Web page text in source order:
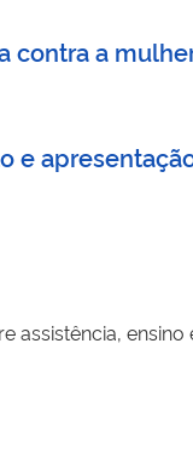
contra a
e
ensino